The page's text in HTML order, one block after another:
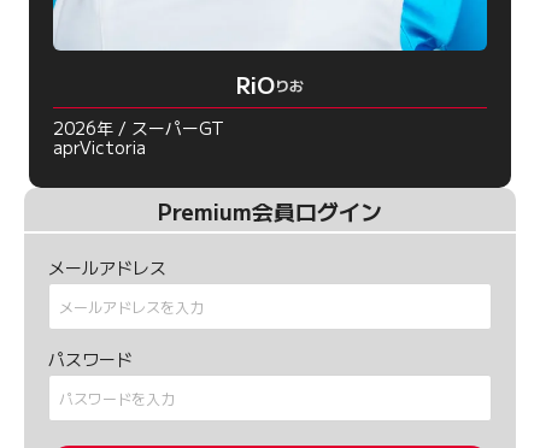
RiOりお
2026年 / スーパーGT
aprVictoria
Premium会員ログイン
メールアドレス
パスワード